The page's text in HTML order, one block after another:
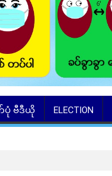
ပုံ ဗီဒီယို ELECTION